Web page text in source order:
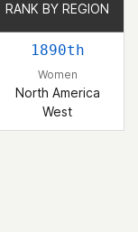
RANK BY REGION
1890th
Women
North America
West
RANK BY REGION